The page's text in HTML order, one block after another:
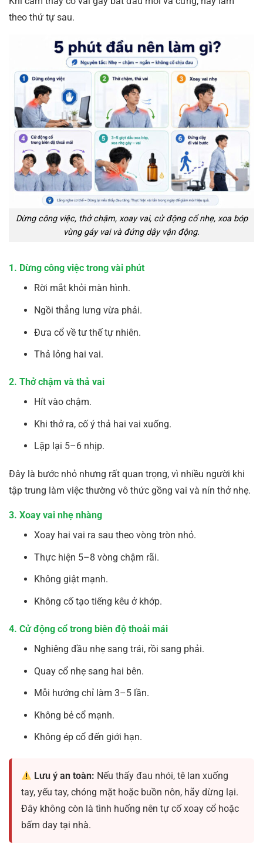
theo thứ tự sau.
Dừng công việc, thở chậm, xoay vai, cử động cổ nhẹ, xoa bóp
vùng gáy vai và đứng dậy vận động.
1. Dừng công việc trong vài phút
Rời mắt khỏi màn hình.
Ngồi thẳng lưng vừa phải.
Đưa cổ về tư thế tự nhiên.
Thả lỏng hai vai.
2. Thở chậm và thả vai
Hít vào chậm.
Khi thở ra, cố ý thả hai vai xuống.
Lặp lại 5–6 nhịp.
Đây là bước nhỏ nhưng rất quan trọng, vì nhiều người khi
tập trung làm việc thường vô thức gồng vai và nín thở nhẹ.
3. Xoay vai nhẹ nhàng
Xoay hai vai ra sau theo vòng tròn nhỏ.
Thực hiện 5–8 vòng chậm rãi.
Không giật mạnh.
Không cố tạo tiếng kêu ở khớp.
4. Cử động cổ trong biên độ thoải mái
Nghiêng đầu nhẹ sang trái, rồi sang phải.
Quay cổ nhẹ sang hai bên.
Mỗi hướng chỉ làm 3–5 lần.
Không bẻ cổ mạnh.
Không ép cổ đến giới hạn.
Lưu ý an toàn: Nếu thấy đau nhói, tê lan xuống
tay, yếu tay, chóng mặt hoặc buồn nôn, hãy dừng lại.
Đây không còn là tình huống nên tự cố xoay cổ hoặc
bấm day tại nhà.